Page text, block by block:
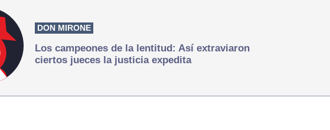
DON MIRONE
Los campeones de la lentitud: Así extraviaron
ciertos jueces la justicia expedita